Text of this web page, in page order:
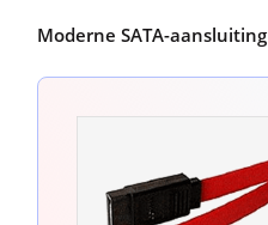
Moderne SATA-aansluiting